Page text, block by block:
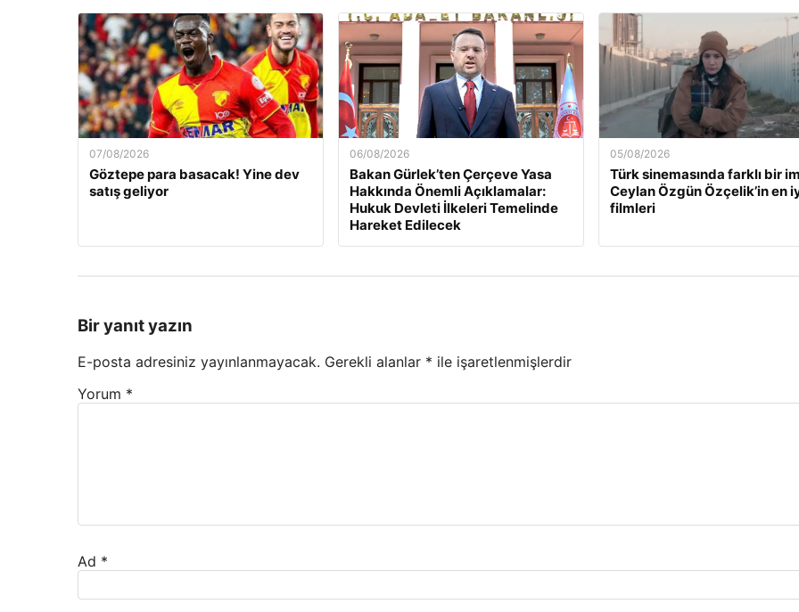
07/08/2026
Göztepe para basacak! Yine dev
satış geliyor
06/08/2026
Bakan Gürlek’ten Çerçeve Yasa
Hakkında Önemli Açıklamalar:
Hukuk Devleti İlkeleri Temelinde
Hareket Edilecek
05/08/2026
Türk sinemasında farklı bir
Ceylan Özgün Özçelik’in en
filmleri
Bir yanıt yazın
E-posta adresiniz yayınlanmayacak. Gerekli alanlar * ile işaretlenmişlerdir
Yorum *
Ad *